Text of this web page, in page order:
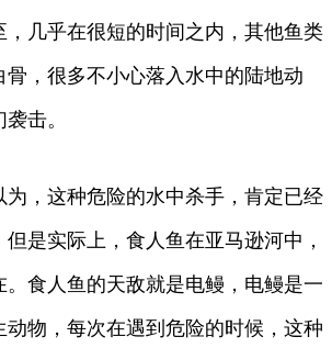
，几乎在很短的时间之内，其他鱼类
骨，很多不小心落入水中的陆地动
击。
为，这种危险的水中杀手，肯定已经
是实际上，食人鱼在亚马逊河中，
。食人鱼的天敌就是电鳗，电鳗是一
动物，每次在遇到危险的时候，这种